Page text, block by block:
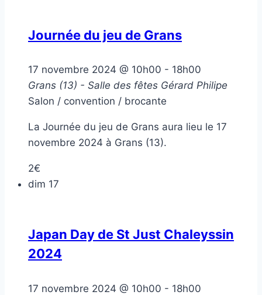
Journée du jeu de Grans
17 novembre 2024 @ 10h00 - 18h00
Grans (13) - Salle des fêtes Gérard Philipe
Salon / convention / brocante
La Journée du jeu de Grans aura lieu le 17
novembre 2024 à Grans (13).
2€
dim 17
Japan Day de St Just Chaleyssin
2024
17 novembre 2024 @ 10h00 - 18h00